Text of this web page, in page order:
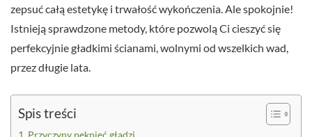
zepsuć całą estetykę i trwałość wykończenia. Ale spokojnie!
Istnieją sprawdzone metody, które pozwolą Ci cieszyć się
perfekcyjnie gładkimi ścianami, wolnymi od wszelkich wad,
przez długie lata.
Spis treści
Przyczyny pęknięć gładzi